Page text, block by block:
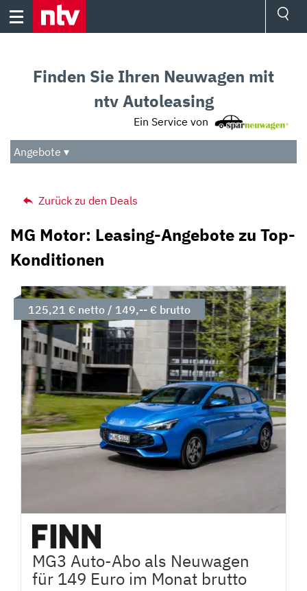
Skip
Audio
Das Beste
Finden Sie Ihren Neuwagen mit
ntv Autoleasing
Ein Service von
Angebote ▾
Zurück zu den Deals
MG Motor: Leasing-Angebote zu Top-
Konditionen
MG3 Auto-Abo als Neuwagen
für 149 Euro im Monat brutto
125,21 € netto / 149,-- € brutto